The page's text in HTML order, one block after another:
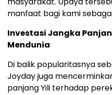
manfaat bagi kami
Investasi Jangka
Mendunia
Di balik popularitasnya
Joyday juga
panjang Yili terhadap